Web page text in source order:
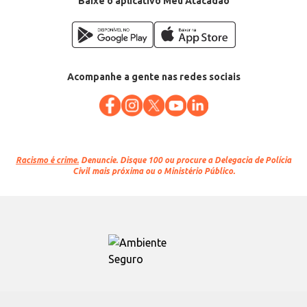
Acompanhe a gente nas redes sociais
Racismo é crime. Denuncie. Disque 100 ou procure a Delegacia de Polícia
Civil mais próxima ou o Ministério Público.